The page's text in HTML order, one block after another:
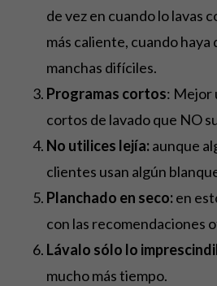
de vez en cuando lo lavas
más caliente, cuando haya
manchas difíciles.
Programas cortos: Mejor
cortos de lavado que NO
No utilices lejía:aunque
clientes usan algún
Planchado en seco:en
con las recomendaciones
Lávalo sólo lo
mucho más tiempo.